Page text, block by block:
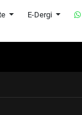
E-Dergi